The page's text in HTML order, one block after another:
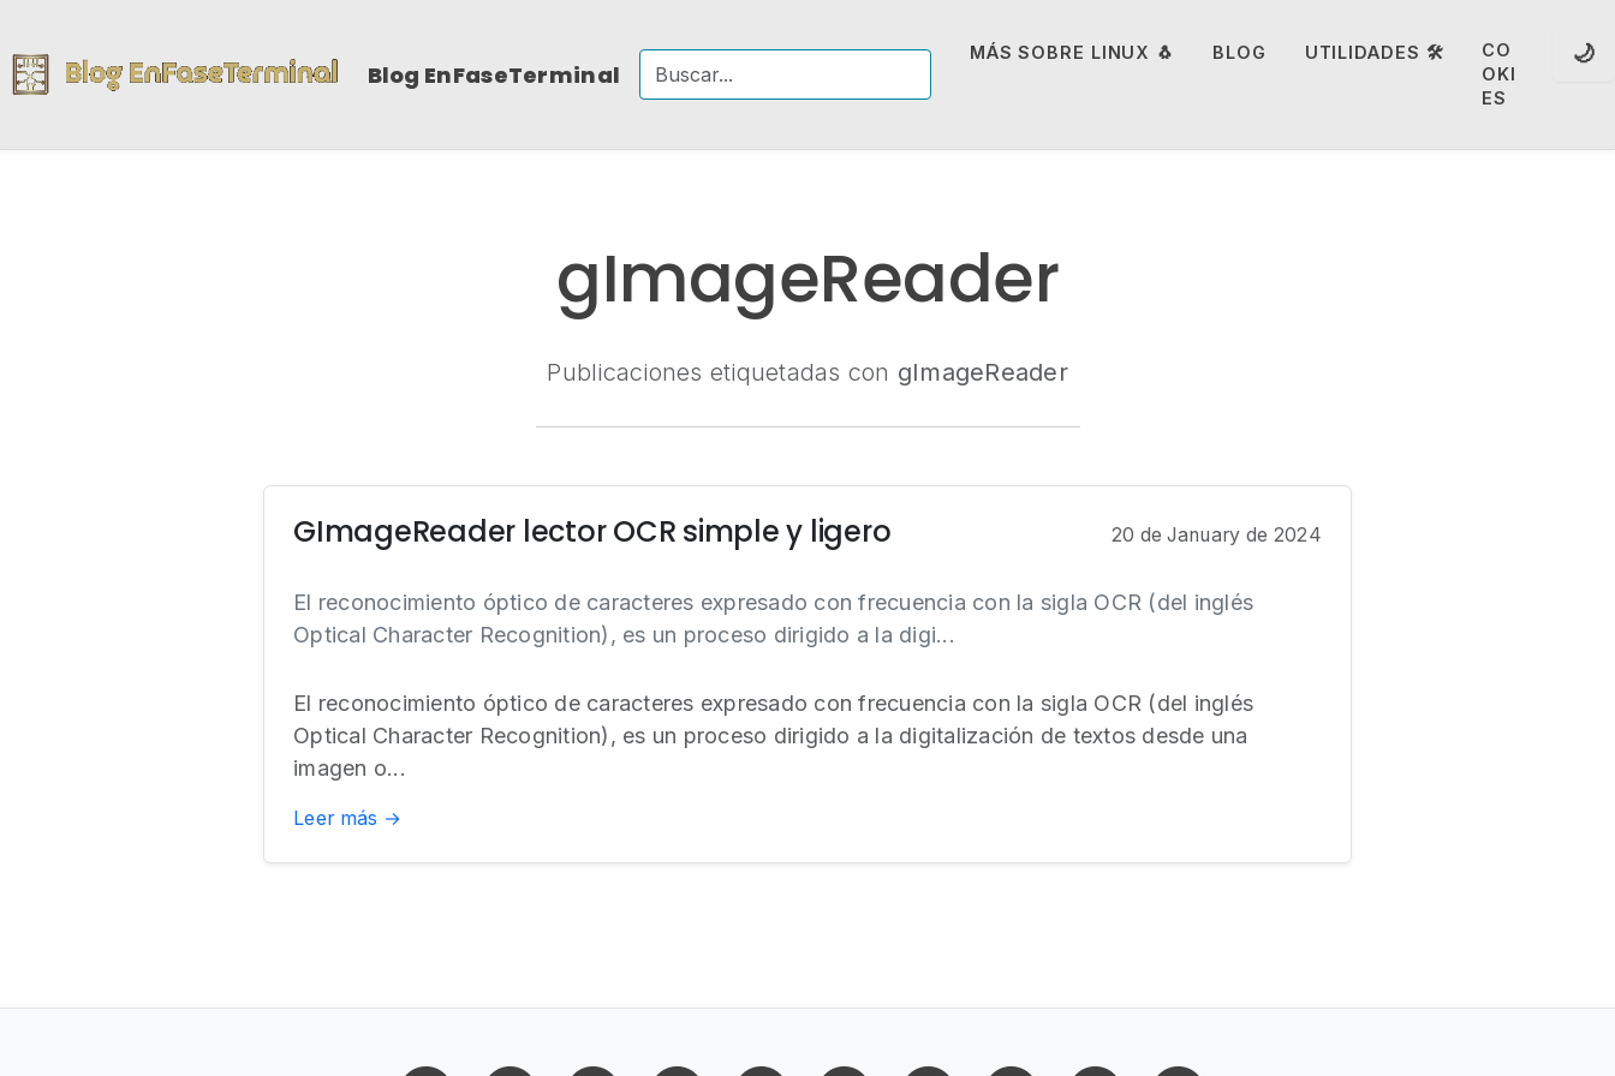
Blog EnFaseTerminal
MÁS SOBRE LINUX 🐧 BLOG UTILIDADES 🛠️
CO
OKI
ES
🌙
gImageReader
Publicaciones etiquetadas con gImageReader
GImageReader lector OCR simple y ligero 20 de January de 2024
El reconocimiento óptico de caracteres expresado con frecuencia con la sigla OCR (del inglés
Optical Character Recognition), es un proceso dirigido a la digi...
El reconocimiento óptico de caracteres expresado con frecuencia con la sigla OCR (del inglés
Optical Character Recognition), es un proceso dirigido a la digitalización de textos desde una
imagen o...
Leer más →